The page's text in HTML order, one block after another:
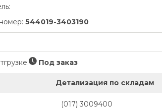
544019-3403190
Под заказ
Детализация по складам
(017) 3009400